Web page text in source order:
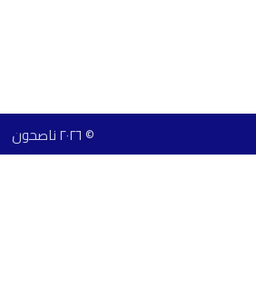
© ٢٠٢٦ ناصحون